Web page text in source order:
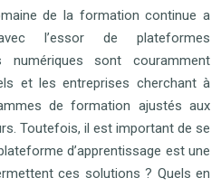
de la formation continue a
l’essor de plateformes
numériques sont couramment
et les entreprises cherchant à
de formation ajustés aux
Toutefois, il est important de se
d’apprentissage est une
ces solutions ? Quels en